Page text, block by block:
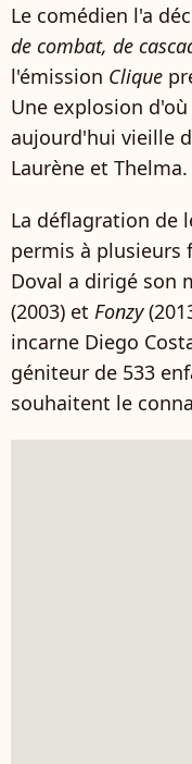
Le comédien l'a
de combat, de
l'émission Clique
Une explosion
aujourd'hui vieille
Laurène et Thelma.
La déflagration de
permis à plusieurs
Doval a dirigé son
(2003) et Fonzy
incarne Diego
géniteur de 533
souhaitent le